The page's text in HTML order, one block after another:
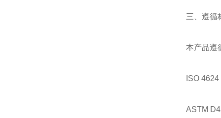
三、遵循
本产品遵
ISO
ASTM